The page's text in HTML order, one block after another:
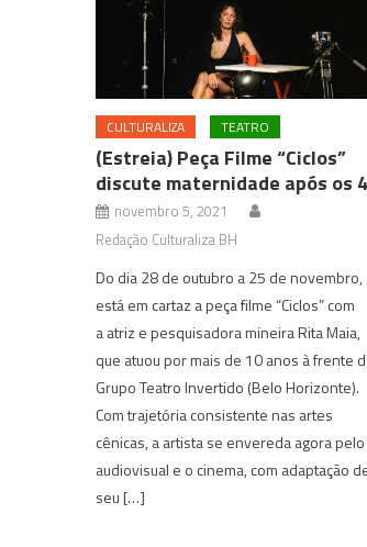
CULTURALIZA TEATRO
(Estreia) Peça Filme “Ciclos”
discute maternidade após os
novembro 5, 2021
Redação Culturaliza BH
Do dia 28 de outubro a 25 de novembro,
está em cartaz a peça filme “Ciclos” com
a atriz e pesquisadora mineira Rita Maia,
que atuou por mais de 10 anos à frente
Grupo Teatro Invertido (Belo Horizonte).
Com trajetória consistente nas artes
cênicas, a artista se envereda agora pelo
audiovisual e o cinema, com adaptação
seu […]